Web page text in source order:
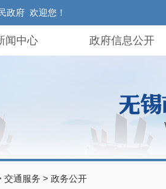
政府 欢迎您！
闻中心 政府信息公开
交通服务 > 政务公开